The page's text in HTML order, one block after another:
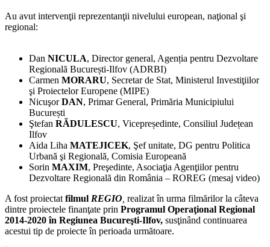
Au avut intervenţii reprezentanţii nivelului european, naţional şi
regional:
Dan NICULA, Director general, Agenția pentru Dezvoltare
Regională București-Ilfov (ADRBI)
Carmen MORARU, Secretar de Stat, Ministerul Investiţiilor
şi Proiectelor Europene (MIPE)
NicuşorDAN, Primar General, Primăria Municipiului
București
Ştefan RĂDULESCU, Vicepreședinte, Consiliul Județean
Ilfov
Aida Liha MATEJICEK, Şef unitate, DG pentru Politica
Urbană şi Regională, Comisia Europeană
Sorin MAXIM, Preşedinte, Asociaţia Agenţiilor pentru
Dezvoltare Regională din România – ROREG (mesaj video)
A fost proiectatfilmul REGIO, realizat în urma filmărilor la câteva
dintre proiectele finanţate prin Programul Operaţional Regional
2014-2020 în Regiunea Bucureşti-Ilfov, susţinând continuarea
acestui tip de proiecte în perioada următoare.